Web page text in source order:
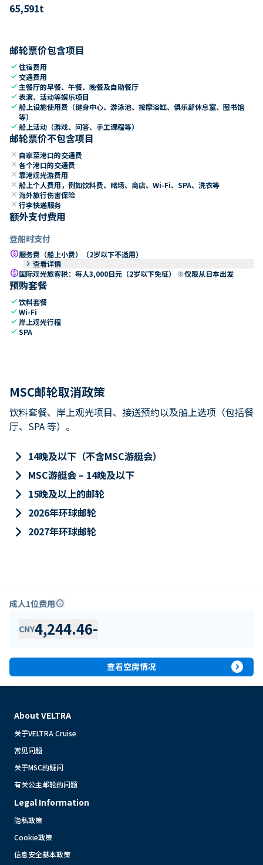
65,591t
邮轮票价包含项目
check住宿费用
check 交通费用
check 主餐厅的早餐、午餐、晚餐及自助餐厅
check表演、活动等娱乐项目
check船上设施使用费（健身中心、游泳池、按摩浴缸、俱乐部休息室、图书馆
等）
check船上活动（游戏、问答、手工课程等）
邮轮票价不包含项目
close 自家至港口的交通费
close 各个港口的交通费
close 靠港观光游费用
close 船上个人费用，例如饮料费、赌场、商店、Wi-Fi、SPA、洗衣等
close 海外旅行伤害保险
close 行李快递服务
额外支付费用
登船时支付
paid服务费（船上小费）（2岁以下不适用）
keyboard_arrow_right 查看详情
paid国际观光旅客税：每人3,000日元（2岁以下免征） ※仅限从日本出发
预购套餐
check饮料套餐
checkWi-Fi
check 岸上观光行程
checkSPA
MSC邮轮取消政策
饮料套餐、岸上观光项目、接送预约以及船上选项（包括餐
厅、SPA 等）。
keyboard_arrow_right 14晚及以下（不含MSC游艇会）
keyboard_arrow_right MSC游艇会 – 14晚及以下
keyboard_arrow_right 15晚及以上的邮轮
keyboard_arrow_right 2026年环球邮轮
keyboard_arrow_right 2027年环球邮轮
成人1位费用info
CNY4,244.46-
查看空房情况 expand_circle_right
About VELTRA
关于VELTRA Cruise
常见问题
关于MSC的疑问
有关公主邮轮的问题
Legal Information
隐私政策
Cookie政策
信息安全基本政策